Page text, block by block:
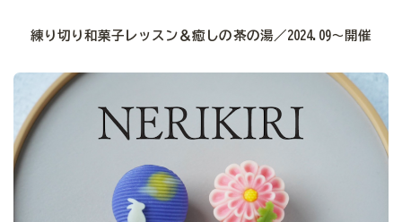
練り切り和菓子レッスン＆癒しの茶の湯／2024.09〜開催